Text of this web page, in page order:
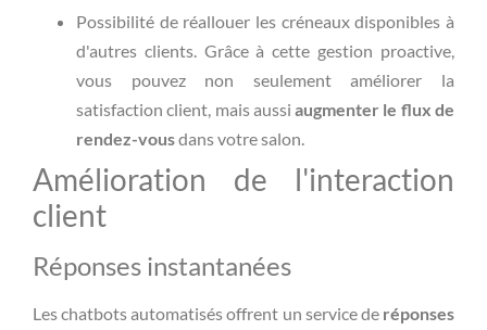
Possibilité de réallouer les créneaux disponibles à
d'autres clients. Grâce à cette gestion proactive,
vous pouvez non seulement améliorer la
satisfaction client, mais aussiaugmenter le flux de
rendez-vousdans votre salon.
Amélioration de l'interaction
client
Réponses instantanées
Les chatbots automatisés offrent un service de réponses